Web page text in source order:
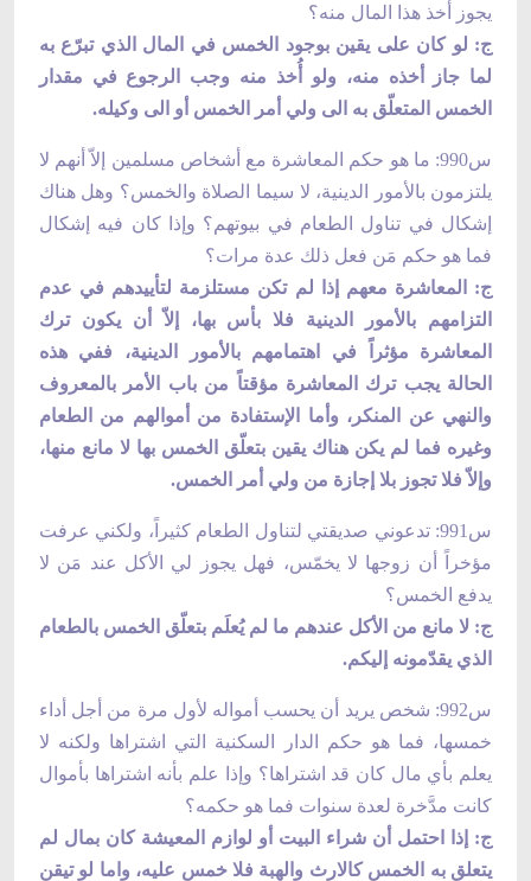
يجوز أخذ هذا المال منه؟
ج: لو كان على يقين بوجود الخمس في المال الذي تبرّع به
لما جاز أخذه منه، ولو أُخذ منه وجب الرجوع في مقدار
الخمس المتعلّق به الى ولي أمر الخمس أو الى وكيله.
س990: ما هو حكم المعاشرة مع أشخاص مسلمين إلاّ أنهم لا
يلتزمون بالأمور الدينية، لا سيما الصلاة والخمس؟ وهل هناك
إشكال في تناول الطعام في بيوتهم؟ وإذا كان فيه إشكال
فما هو حكم مَن فعل ذلك عدة مرات؟
ج: المعاشرة معهم إذا لم تكن مستلزمة لتأييدهم في عدم
التزامهم بالأمور الدينية فلا بأس بها، إلاّ أن يكون ترك
المعاشرة مؤثراً في اهتمامهم بالأمور الدينية، ففي هذه
الحالة يجب ترك المعاشرة مؤقتاً من باب الأمر بالمعروف
والنهي عن المنكر، وأما الإستفادة من أموالهم من الطعام
وغيره فما لم يكن هناك يقين بتعلّق الخمس بها لا مانع منها،
وإلاّ فلا تجوز بلا إجازة من ولي أمر الخمس.
س991: تدعوني صديقتي لتناول الطعام كثيراً، ولكني عرفت
مؤخراً أن زوجها لا يخمّس، فهل يجوز لي الأكل عند مَن لا
يدفع الخمس؟
ج: لا مانع من الأكل عندهم ما لم يُعلَم بتعلّق الخمس بالطعام
الذي يقدّمونه إليكم.
س992: شخص يريد أن يحسب أمواله لأول مرة من أجل أداء
خمسها، فما هو حكم الدار السكنية التي اشتراها ولكنه لا
يعلم بأي مال كان قد اشتراها؟ وإذا علم بأنه اشتراها بأموال
كانت مدَّخرة لعدة سنوات فما هو حكمه؟
ج: إذا احتمل أن شراء البيت أو لوازم المعيشة كان بمال لم
يتعلق به الخمس كالارث والهبة فلا خمس عليه، واما لو تيقن